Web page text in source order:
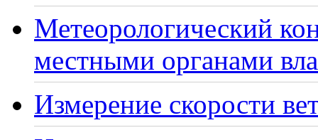
Метеорологический
местными органами
Измерение скорости